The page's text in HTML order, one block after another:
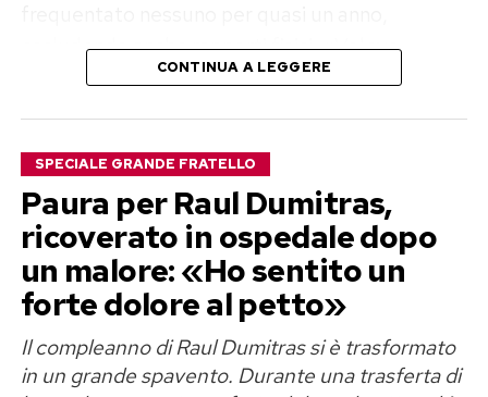
escludendo anche rapporti fisici. «Volevo
disintossicarmi del tutto ed elaborare il dolore»,
persona al centro della propria vita.
Perla Vatiero: «Con Mirko un amore
vero, ma diventato tossico»
Il rapporto tra Perla Vatiero e Mirko Brunetti
aveva conquistato il pubblico diTemptation
Islandnel 2023, trasformandosi poi in una delle
CONTINUA A LEGGERE
SPECIALE GRANDE FRATELLO
Paura per Raul Dumitras,
ricoverato in ospedale dopo
un malore: «Ho sentito un
forte dolore al petto»
Il compleanno di Raul Dumitras si è trasformato
in un grande spavento. Durante una trasferta di